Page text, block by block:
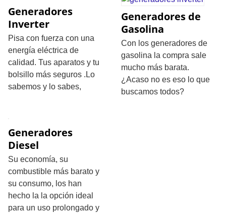
Generadores
Inverter
Pisa con fuerza con una
energía eléctrica de
calidad. Tus aparatos y tu
bolsillo más seguros .Lo
sabemos y lo sabes,
Generadores de
Gasolina
Con los generadores de
gasolina la compra sale
mucho más barata.
¿Acaso no es eso lo que
buscamos todos?
Generadores
Diesel
Su economía, su
combustible más barato y
su consumo, los han
hecho la la opción ideal
para un uso prolongado y